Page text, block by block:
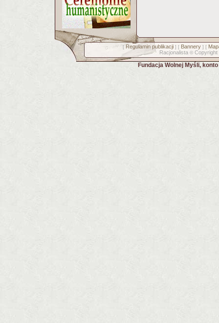
[ Regulamin publikacji] [ Bannery] [
Racjonalista © Copyright
Fundacja Wolnej Myśli,